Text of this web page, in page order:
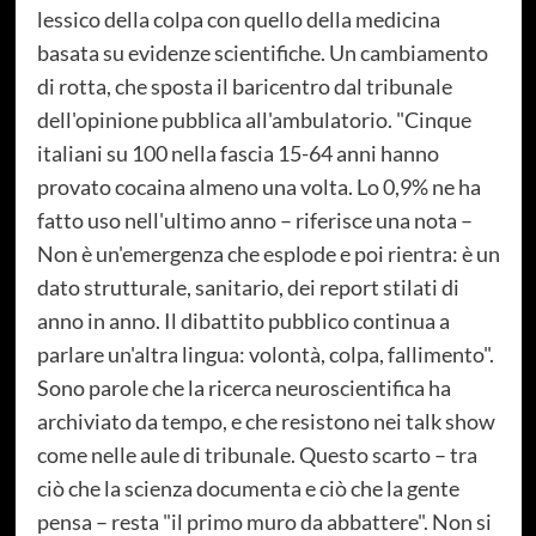
lessico della colpa con quello della medicina
basata su evidenze scientifiche. Un cambiamento
di rotta, che sposta il baricentro dal tribunale
dell'opinione pubblica all'ambulatorio. "Cinque
italiani su 100 nella fascia 15-64 anni hanno
provato cocaina almeno una volta. Lo 0,9% ne ha
fatto uso nell'ultimo anno – riferisce una nota –
Non è un'emergenza che esplode e poi rientra: è un
dato strutturale, sanitario, dei report stilati di
anno in anno. Il dibattito pubblico continua a
parlare un'altra lingua: volontà, colpa, fallimento".
Sono parole che la ricerca neuroscientifica ha
archiviato da tempo, e che resistono nei talk show
come nelle aule di tribunale. Questo scarto – tra
ciò che la scienza documenta e ciò che la gente
pensa – resta "il primo muro da abbattere". Non si